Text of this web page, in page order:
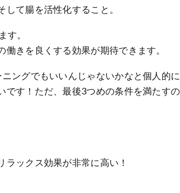
て腸を活性化すること。
す。
きを良くする効果が期待できます。
ングでもいいんじゃないかなと個人的
です！ただ、最後3つめの条件を満たす
ックス効果が非常に高い！